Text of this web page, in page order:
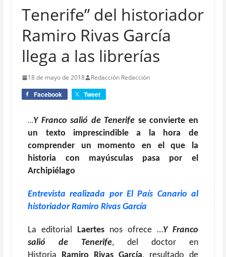
Tenerife” del historiador
Ramiro Rivas García
llega a las librerías
18 de mayo de 2018 Redacción Redacción
Facebook Tweet
…Y Franco salió de Tenerife se convierte en
un texto imprescindible a la hora de
comprender un momento en el que la
historia con mayúsculas pasa por el
Archipiélago
Entrevista realizada por El País Canario al
historiador Ramiro Rivas García
La editorial Laertes nos ofrece …Y Franco
salió de Tenerife, del doctor en